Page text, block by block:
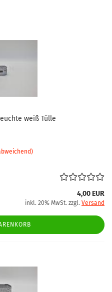
weiß Tülle
4,00 EUR
inkl. 20% MwSt. zzgl. Versand